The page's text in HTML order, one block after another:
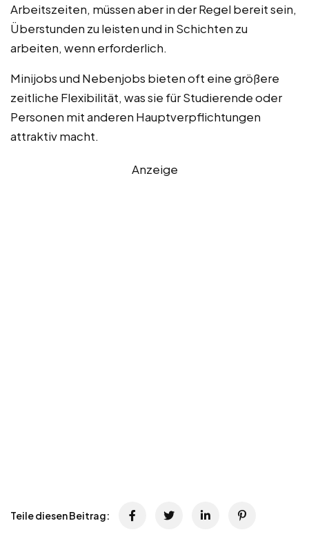
Arbeitszeiten, müssen aber in der Regel bereit sein,
Überstunden zu leisten und in Schichten zu
arbeiten, wenn erforderlich.
Minijobs und Nebenjobs bieten oft eine größere
zeitliche Flexibilität, was sie für Studierende oder
Personen mit anderen Hauptverpflichtungen
attraktiv macht.
Anzeige
Teile diesen Beitrag: